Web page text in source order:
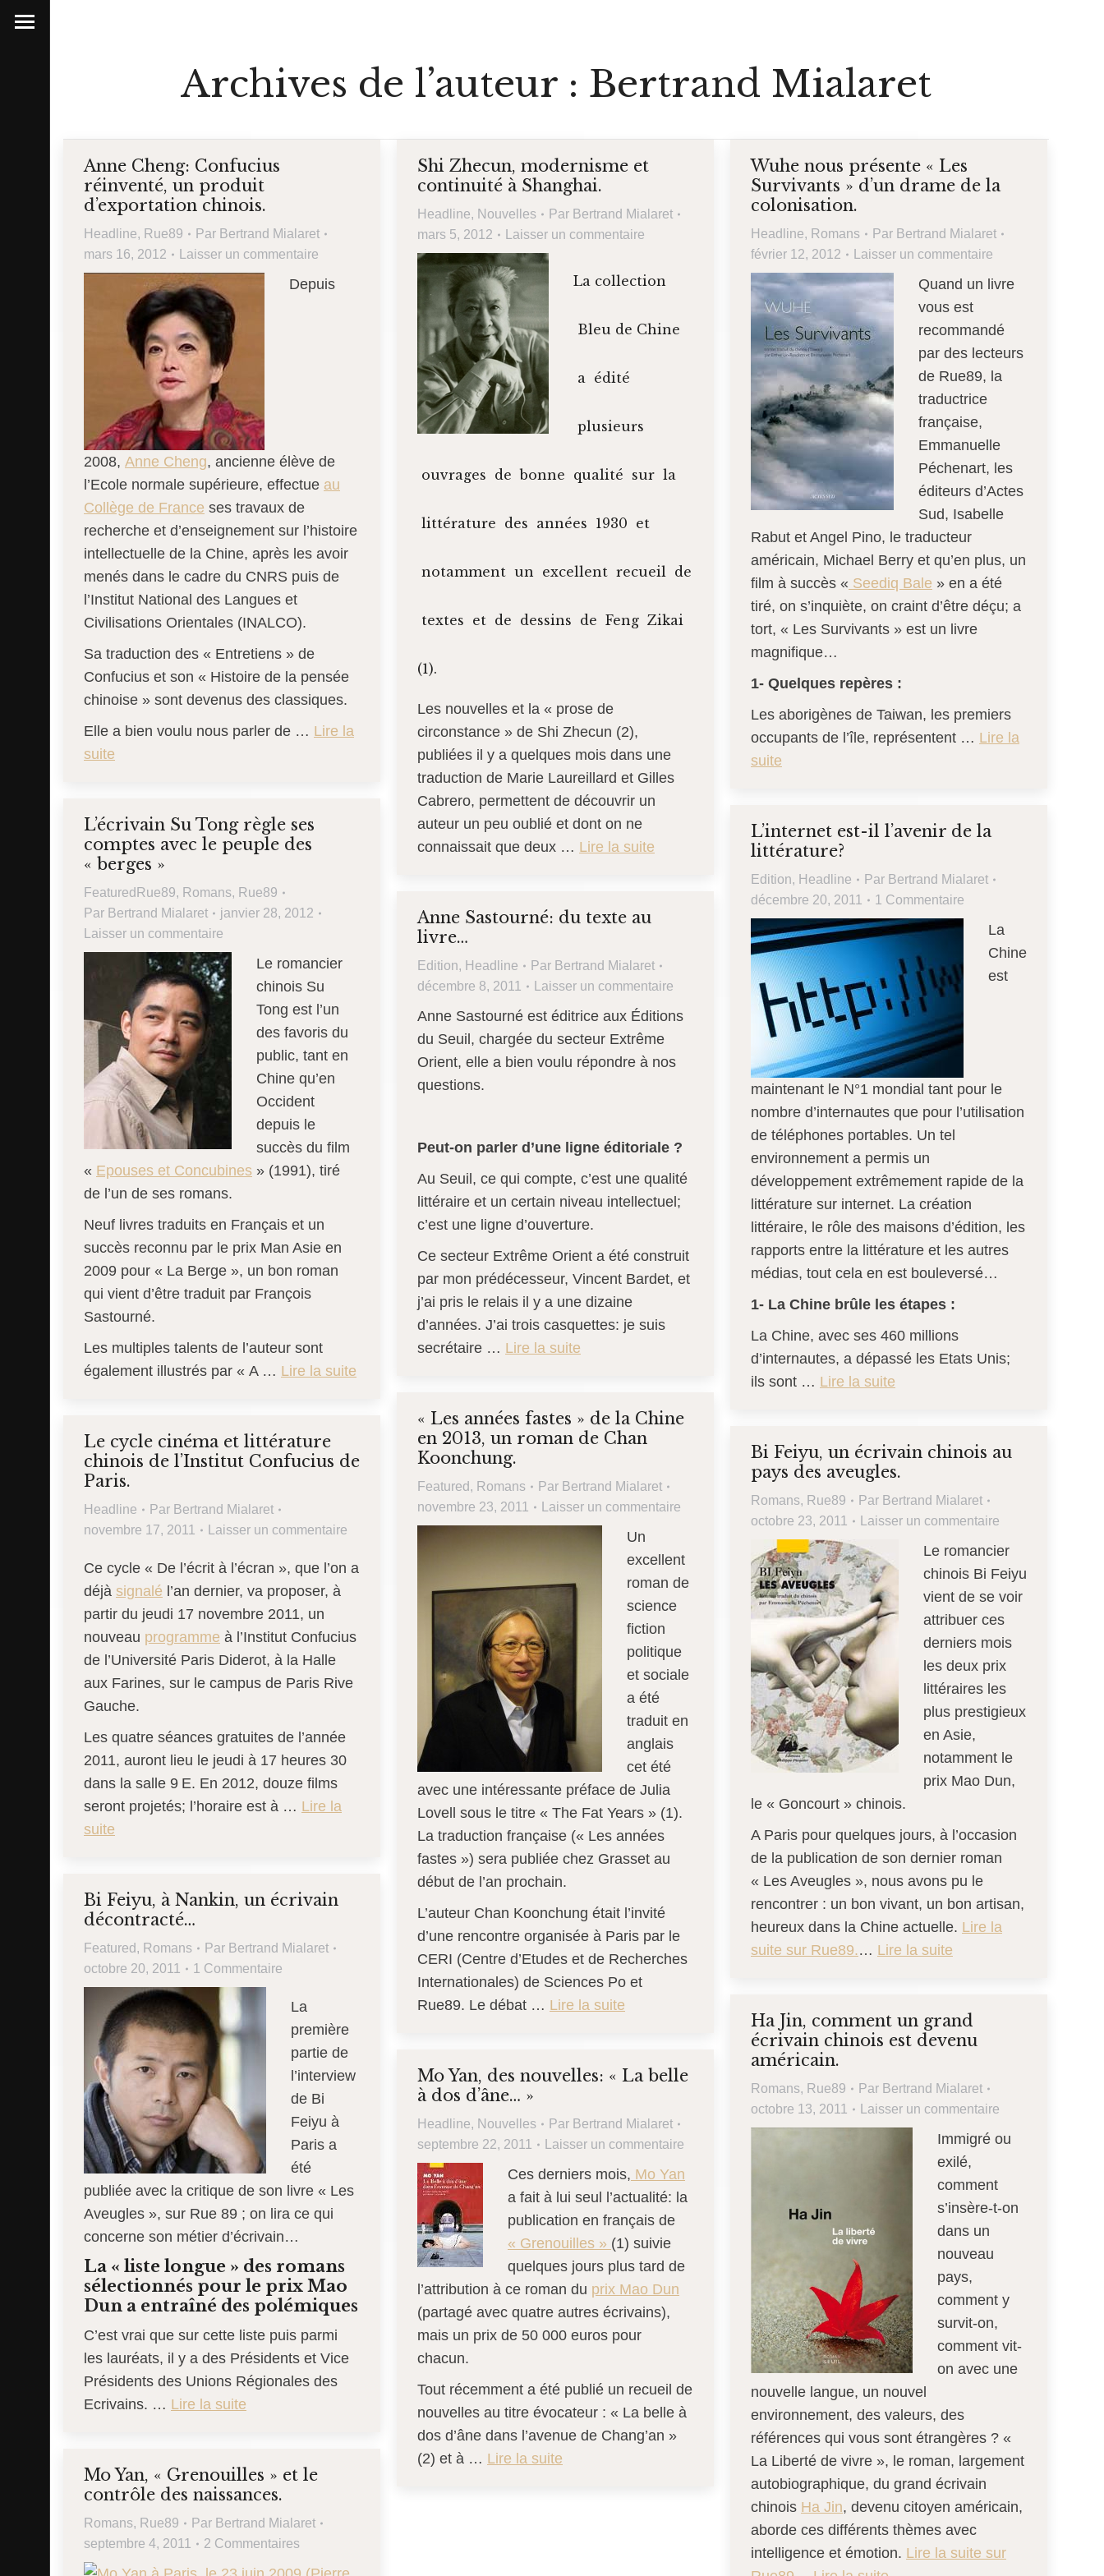
Archives de l’auteur : Bertrand Mialaret
Anne Cheng: Confucius
réinventé, un produit
d’exportation chinois.
Headline, Rue89 Par Bertrand Mialaret
mars 16, 2012
Laisser un commentaire
Depuis
2008, Anne Cheng, ancienne élève de
l’Ecole normale supérieure, effectue au
Collège de France ses travaux de
recherche et d’enseignement sur l’histoire
intellectuelle de la Chine, après les avoir
menés dans le cadre du CNRS puis de
l’Institut National des Langues et
Civilisations Orientales (INALCO).
Sa traduction des « Entretiens » de
Confucius et son « Histoire de la pensée
chinoise » sont devenus des classiques.
Elle a bien voulu nous parler de … Lire la
suite
Shi Zhecun, modernisme et
continuité à Shanghai.
Headline, Nouvelles Par Bertrand Mialaret
mars 5, 2012
Laisser un commentaire
La collection
Bleu de Chine
a édité
plusieurs
ouvrages de bonne qualité sur la
littérature des années 1930 et
notamment un excellent recueil de
textes et de dessins de Feng Zikai
(1).
Les nouvelles et la « prose de
circonstance » de Shi Zhecun (2),
publiées il y a quelques mois dans une
traduction de Marie Laureillard et Gilles
Cabrero, permettent de découvrir un
auteur un peu oublié et dont on ne
connaissait que deux … Lire la suite
Wuhe nous présente « Les
Survivants » d’un drame de la
colonisation.
Headline, Romans Par Bertrand Mialaret
février 12, 2012
Laisser un commentaire
Quand un livre
vous est
recommandé
par des lecteurs
de Rue89, la
traductrice
française,
Emmanuelle
Péchenart, les
éditeurs d’Actes
Sud, Isabelle
Rabut et Angel Pino, le traducteur
américain, Michael Berry et qu’en plus, un
film à succès « Seediq Bale » en a été
tiré, on s’inquiète, on craint d’être déçu; a
tort, « Les Survivants » est un livre
magnifique…
1- Quelques repères :
Les aborigènes de Taiwan, les premiers
occupants de l’île, représentent … Lire la
suite
L’écrivain Su Tong règle ses
comptes avec le peuple des
« berges »
FeaturedRue89, Romans, Rue89
Par Bertrand Mialaret
janvier 28, 2012
Laisser un commentaire
Le romancier
chinois Su
Tong est l’un
des favoris du
public, tant en
Chine qu’en
Occident
depuis le
succès du film
« Epouses et Concubines » (1991), tiré
de l’un de ses romans.
Neuf livres traduits en Français et un
succès reconnu par le prix Man Asie en
2009 pour « La Berge », un bon roman
qui vient d’être traduit par François
Sastourné.
Les multiples talents de l’auteur sont
également illustrés par « A … Lire la suite
L’internet est-il l’avenir de la
littérature?
Edition, Headline Par Bertrand Mialaret
décembre 20, 2011
1 Commentaire
La
Chine
est
maintenant le N°1 mondial tant pour le
nombre d’internautes que pour l’utilisation
de téléphones portables. Un tel
environnement a permis un
développement extrêmement rapide de la
littérature sur internet. La création
littéraire, le rôle des maisons d’édition, les
rapports entre la littérature et les autres
médias, tout cela en est bouleversé…
1- La Chine brûle les étapes :
La Chine, avec ses 460 millions
d’internautes, a dépassé les Etats Unis;
ils sont … Lire la suite
Anne Sastourné: du texte au
livre…
Edition, Headline Par Bertrand Mialaret
décembre 8, 2011
Laisser un commentaire
Anne Sastourné est éditrice aux Éditions
du Seuil, chargée du secteur Extrême
Orient, elle a bien voulu répondre à nos
questions.
Peut-on parler d’une ligne éditoriale ?
Au Seuil, ce qui compte, c’est une qualité
littéraire et un certain niveau intellectuel;
c’est une ligne d’ouverture.
Ce secteur Extrême Orient a été construit
par mon prédécesseur, Vincent Bardet, et
j’ai pris le relais il y a une dizaine
d’années. J’ai trois casquettes: je suis
secrétaire … Lire la suite
« Les années fastes » de la Chine
en 2013, un roman de Chan
Koonchung.
Featured , Romans Par Bertrand Mialaret
novembre 23, 2011
Laisser un commentaire
Un
excellent
roman de
science
fiction
politique
et sociale
a été
traduit en
anglais
cet été
avec une intéressante préface de Julia
Lovell sous le titre « The Fat Years » (1).
La traduction française (« Les années
fastes ») sera publiée chez Grasset au
début de l’an prochain.
L’auteur Chan Koonchung était l’invité
d’une rencontre organisée à Paris par le
CERI (Centre d’Etudes et de Recherches
Internationales) de Sciences Po et
Rue89. Le débat … Lire la suite
Le cycle cinéma et littérature
chinois de l’Institut Confucius de
Paris.
Headline Par Bertrand Mialaret
novembre 17, 2011
Laisser un commentaire
Ce cycle « De l’écrit à l’écran », que l’on a
déjà signalé l’an dernier, va proposer, à
partir du jeudi 17 novembre 2011, un
nouveau programme à l’Institut Confucius
de l’Université Paris Diderot, à la Halle
aux Farines, sur le campus de Paris Rive
Gauche.
Les quatre séances gratuites de l’année
2011, auront lieu le jeudi à 17 heures 30
dans la salle 9 E. En 2012, douze films
seront projetés; l’horaire est à … Lire la
suite
Bi Feiyu, un écrivain chinois au
pays des aveugles.
Romans, Rue89 Par Bertrand Mialaret
octobre 23, 2011
Laisser un commentaire
Le romancier
chinois Bi Feiyu
vient de se voir
attribuer ces
derniers mois
les deux prix
littéraires les
plus prestigieux
en Asie,
notamment le
prix Mao Dun,
le « Goncourt » chinois.
A Paris pour quelques jours, à l’occasion
de la publication de son dernier roman
« Les Aveugles », nous avons pu le
rencontrer : un bon vivant, un bon artisan,
heureux dans la Chine actuelle. Lire la
suite sur Rue89.… Lire la suite
Bi Feiyu, à Nankin, un écrivain
décontracté…
Featured , Romans Par Bertrand Mialaret
octobre 20, 2011
1 Commentaire
La
première
partie de
l’interview
de Bi
Feiyu à
Paris a
été
publiée avec la critique de son livre « Les
Aveugles », sur Rue 89 ; on lira ce qui
concerne son métier d’écrivain…
La « liste longue » des romans
sélectionnés pour le prix Mao
Dun a entraîné des polémiques
C’est vrai que sur cette liste puis parmi
les lauréats, il y a des Présidents et Vice
Présidents des Unions Régionales des
Ecrivains. … Lire la suite
Ha Jin, comment un grand
écrivain chinois est devenu
américain.
Romans, Rue89 Par Bertrand Mialaret
octobre 13, 2011
Laisser un commentaire
Immigré ou
exilé,
comment
s’insère-t-on
dans un
nouveau
pays,
comment y
survit-on,
comment vit-
on avec une
nouvelle langue, un nouvel
environnement, des valeurs, des
références qui vous sont étrangères ? «
La Liberté de vivre », le roman, largement
autobiographique, du grand écrivain
chinois Ha Jin, devenu citoyen américain,
aborde ces différents thèmes avec
intelligence et émotion. Lire la suite sur
Mo Yan, des nouvelles: « La belle
à dos d’âne… »
Headline, Nouvelles Par Bertrand Mialaret
septembre 22, 2011
Laisser un commentaire
Ces derniers mois, Mo Yan
a fait à lui seul l’actualité: la
publication en français de
« Grenouilles » (1) suivie
quelques jours plus tard de
l’attribution à ce roman du prix Mao Dun
(partagé avec quatre autres écrivains),
mais un prix de 50 000 euros pour
chacun.
Tout récemment a été publié un recueil de
nouvelles au titre évocateur : « La belle à
dos d’âne dans l’avenue de Chang’an »
(2) et à … Lire la suite
Mo Yan, « Grenouilles » et le
contrôle des naissances.
Romans, Rue89 Par Bertrand Mialaret
septembre 4, 2011
2 Commentaires